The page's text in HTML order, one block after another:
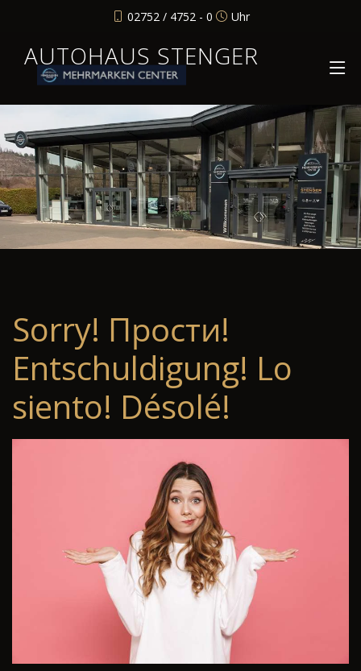
02752 / 4752 - 0 Uhr
AUTOHAUS STENGER
Sorry! Прости!
Entschuldigung! Lo
siento! Désolé!